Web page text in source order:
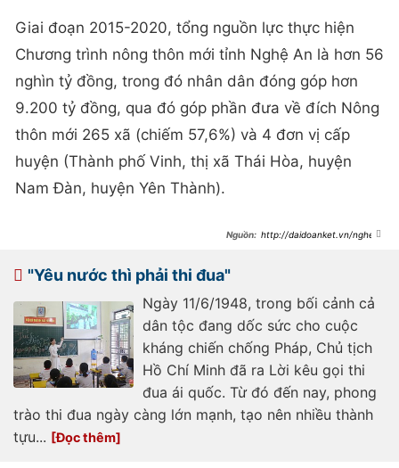
Giai đoạn 2015-2020, tổng nguồn lực thực hiện
Chương trình nông thôn mới tỉnh Nghệ An là hơn 56
nghìn tỷ đồng, trong đó nhân dân đóng góp hơn
9.200 tỷ đồng, qua đó góp phần đưa về đích Nông
thôn mới 265 xã (chiếm 57,6%) và 4 đơn vị cấp
huyện (Thành phố Vinh, thị xã Thái Hòa, huyện
Nam Đàn, huyện Yên Thành).
http://daidoanket.vn/nghe-
"Yêu nước thì phải thi đua"
Ngày 11/6/1948, trong bối cảnh cả
dân tộc đang dốc sức cho cuộc
kháng chiến chống Pháp, Chủ tịch
Hồ Chí Minh đã ra Lời kêu gọi thi
đua ái quốc. Từ đó đến nay, phong
trào thi đua ngày càng lớn mạnh, tạo nên nhiều thành
tựu...